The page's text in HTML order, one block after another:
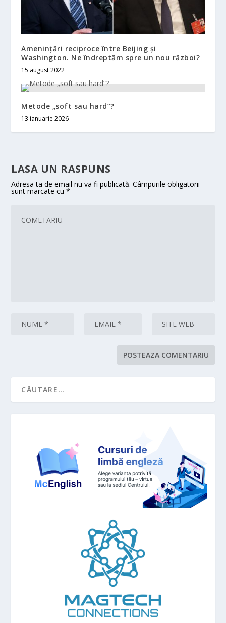
Amenințări reciproce între Beijing și
Washington. Ne îndreptăm spre un nou război?
15 august 2022
Metode „soft sau hard”?
13 ianuarie 2026
LASA UN RASPUNS
Adresa ta de email nu va fi publicată. Câmpurile obligatorii
sunt marcate cu*